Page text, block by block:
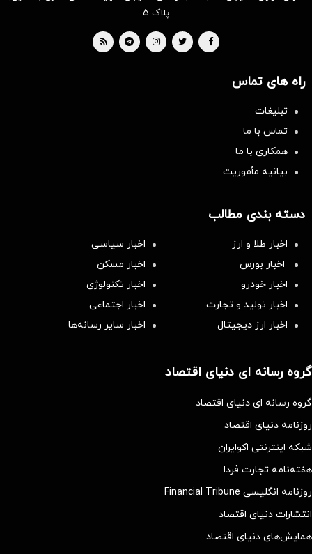
پلاک ۵
راه های تماس
تبلیغات
تماس با ما
همکاری با ما
بیانیه مأموریت
دسته بندی مطالب
اخبار طلا و ارز
اخبار سیاسی
اخبار بورس
اخبار مسکن
اخبار خودرو
اخبار تکنولوژی
اخبار تولید و تجارت
اخبار اجتماعی
اخبار ارز دیجیتال
اخبار سایر رسانه‌‌ها
گروه رسانه ای دنیای اقتصاد
گروه رسانه ای دنیای اقتصاد
روزنامه دنیای اقتصاد
شبکه اینترنتی اکوایران
هفته‌نامه تجارت فردا
روزنامه انگلیسی Financial Tribune
انتشارات دنیای اقتصاد
همایش‌های دنیای اقتصاد